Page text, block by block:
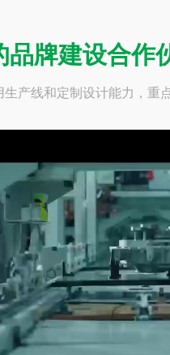
品牌建设合作
生产线和定制设计能力，重